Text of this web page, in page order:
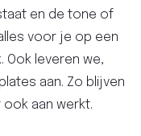
en de tone of
voor je op een
Ook leveren we,
aan. Zo blijven
aan werkt.